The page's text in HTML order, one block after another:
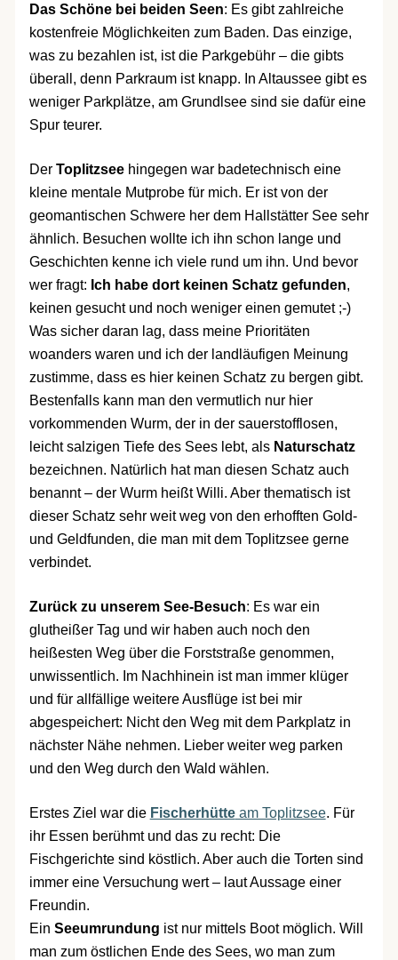
Das Schöne bei beiden Seen: Es gibt zahlreiche
kostenfreie Möglichkeiten zum Baden. Das einzige,
was zu bezahlen ist, ist die Parkgebühr – die gibts
überall, denn Parkraum ist knapp. In Altaussee gibt es
weniger Parkplätze, am Grundlsee sind sie dafür eine
Spur teurer.
Der Toplitzseehingegen war badetechnisch eine
kleine mentale Mutprobe für mich. Er ist von der
geomantischen Schwere her dem Hallstätter See sehr
ähnlich. Besuchen wollte ich ihn schon lange und
Geschichten kenne ich viele rund um ihn. Und bevor
wer fragt: Ich habe dort keinen Schatz gefunden,
keinen gesucht und noch weniger einen gemutet ;-)
Was sicher daran lag, dass meine Prioritäten
woanders waren und ich der landläufigen Meinung
zustimme, dass es hier keinen Schatz zu bergen gibt.
Bestenfalls kann man den vermutlich nur hier
vorkommenden Wurm, der in der sauerstofflosen,
leicht salzigen Tiefe des Sees lebt, als Naturschatz
bezeichnen. Natürlich hat man diesen Schatz auch
benannt – der Wurm heißt Willi. Aber thematisch ist
dieser Schatz sehr weit weg von den erhofften Gold-
und Geldfunden, die man mit dem Toplitzsee gerne
verbindet.
Zurück zu unserem See-Besuch: Es war ein
glutheißer Tag und wir haben auch noch den
heißesten Weg über die Forststraße genommen,
unwissentlich. Im Nachhinein ist man immer klüger
und für allfällige weitere Ausflüge ist bei mir
abgespeichert: Nicht den Weg mit dem Parkplatz in
nächster Nähe nehmen. Lieber weiter weg parken
und den Weg durch den Wald wählen.
Erstes Ziel war die Fischerhütteam Toplitzsee. Für
ihr Essen berühmt und das zu recht: Die
Fischgerichte sind köstlich. Aber auch die Torten sind
immer eine Versuchung wert – laut Aussage einer
Freundin.
Ein Seeumrundung ist nur mittels Boot möglich. Will
man zum östlichen Ende des Sees, wo man zum